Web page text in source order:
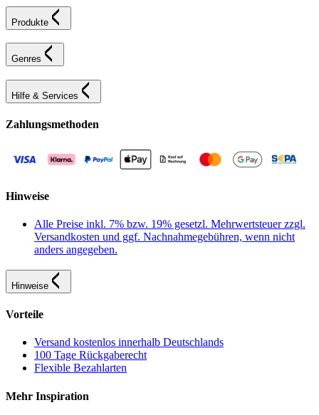
Produkte
Genres
Hilfe & Services
Zahlungsmethoden
Hinweise
Alle Preise inkl. 7% bzw. 19% gesetzl. Mehrwertsteuer zzgl.
Versandkosten und ggf. Nachnahmegebühren, wenn nicht
anders angegeben.
Hinweise
Vorteile
Versand kostenlos innerhalb Deutschlands
100 Tage Rückgaberecht
Flexible Bezahlarten
Mehr Inspiration